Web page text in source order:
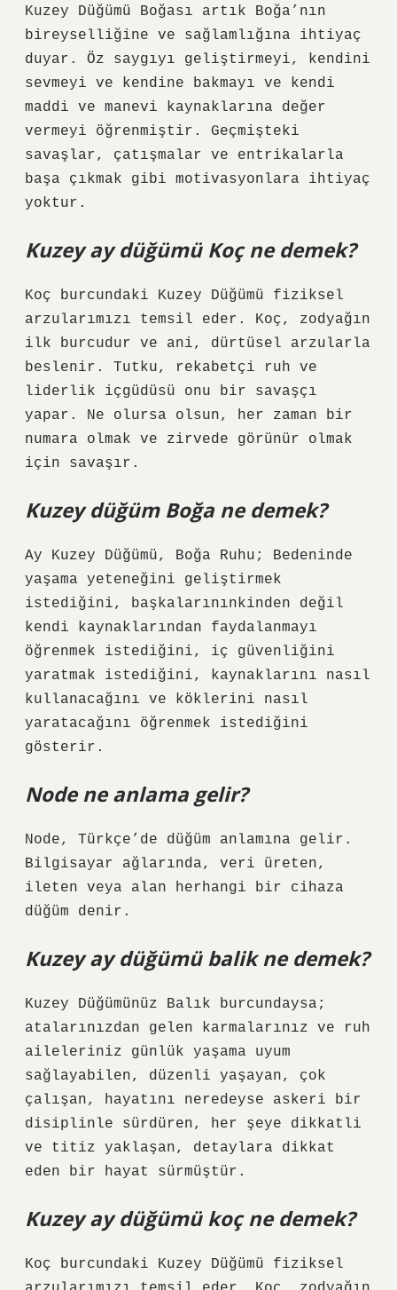
Kuzey Düğümü Boğası artık Boğa’nın
bireyselliğine ve sağlamlığına ihtiyaç
duyar. Öz saygıyı geliştirmeyi, kendini
sevmeyi ve kendine bakmayı ve kendi
maddi ve manevi kaynaklarına değer
vermeyi öğrenmiştir. Geçmişteki
savaşlar, çatışmalar ve entrikalarla
başa çıkmak gibi motivasyonlara ihtiyaç
yoktur.
Kuzey ay düğümü Koç ne demek?
Koç burcundaki Kuzey Düğümü fiziksel
arzularımızı temsil eder. Koç, zodyağın
ilk burcudur ve ani, dürtüsel arzularla
beslenir. Tutku, rekabetçi ruh ve
liderlik içgüdüsü onu bir savaşçı
yapar. Ne olursa olsun, her zaman bir
numara olmak ve zirvede görünür olmak
için savaşır.
Kuzey düğüm Boğa ne demek?
Ay Kuzey Düğümü, Boğa Ruhu; Bedeninde
yaşama yeteneğini geliştirmek
istediğini, başkalarınınkinden değil
kendi kaynaklarından faydalanmayı
öğrenmek istediğini, iç güvenliğini
yaratmak istediğini, kaynaklarını nasıl
kullanacağını ve köklerini nasıl
yaratacağını öğrenmek istediğini
gösterir.
Node ne anlama gelir?
Node, Türkçe’de düğüm anlamına gelir.
Bilgisayar ağlarında, veri üreten,
ileten veya alan herhangi bir cihaza
düğüm denir.
Kuzey ay düğümü balik ne demek?
Kuzey Düğümünüz Balık burcundaysa;
atalarınızdan gelen karmalarınız ve ruh
aileleriniz günlük yaşama uyum
sağlayabilen, düzenli yaşayan, çok
çalışan, hayatını neredeyse askeri bir
disiplinle sürdüren, her şeye dikkatli
ve titiz yaklaşan, detaylara dikkat
eden bir hayat sürmüştür.
Kuzey ay düğümü koç ne demek?
Koç burcundaki Kuzey Düğümü fiziksel